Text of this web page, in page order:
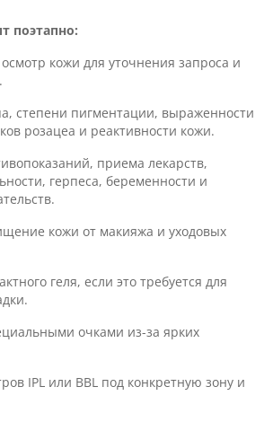
поэтапно:
кожи для уточнения запроса и
степени пигментации, выраженности
розацеа и реактивности кожи.
приема лекарств,
герпеса, беременности и
кожи от макияжа и уходовых
геля, если это требуется для
очками из-за ярких
IPL или BBL под конкретную зону и